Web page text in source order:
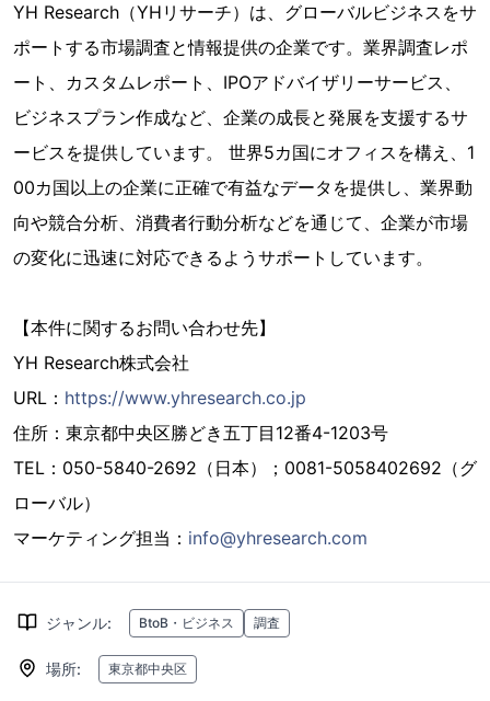
YH Research（YHリサーチ）は、グローバルビジネスをサ
ポートする市場調査と情報提供の企業です。業界調査レポ
ート、カスタムレポート、IPOアドバイザリーサービス、
ビジネスプラン作成など、企業の成長と発展を支援するサ
ービスを提供しています。 世界5カ国にオフィスを構え、1
00カ国以上の企業に正確で有益なデータを提供し、業界動
向や競合分析、消費者行動分析などを通じて、企業が市場
の変化に迅速に対応できるようサポートしています。
【本件に関するお問い合わせ先】
YH Research株式会社
URL： https://www.yhresearch.co.jp
住所：東京都中央区勝どき五丁目12番4-1203号
TEL：050-5840-2692（日本）；0081-5058402692（グ
ローバル）
マーケティング担当： info@yhresearch.com
ジャンル: BtoB・ビジネス 調査
場所: 東京都中央区